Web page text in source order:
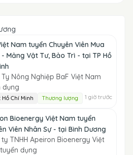
Nam tuyển Chuyên Viên Mua
Mảng Vật Tư, Bảo Trì - tại TP Hồ
Ty Nông Nghiệp BaF Việt Nam
dụng
Hồ Chí Minh Thương lượng 1 giờ trước
Bioenergy Việt Nam tuyển
Viên Nhân Sự - tại Bình Dương
ty TNHH Apeiron Bioenergy Việt
dụng